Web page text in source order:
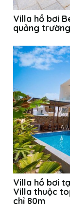
Villa hồ bơi
quảng
Villa hồ bơi
Villa thuộc
chỉ 80m